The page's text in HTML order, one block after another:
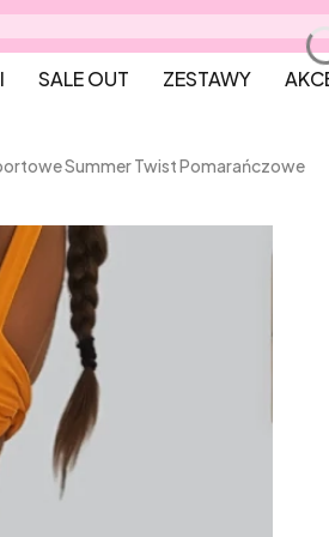
SALE OUT ZESTAWY
Summer Twist Pomarańczowe